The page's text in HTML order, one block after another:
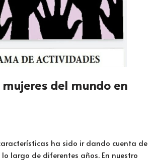
del mundo en
ha sido ir dando cuenta de
largo de diferentes años. En nuestro